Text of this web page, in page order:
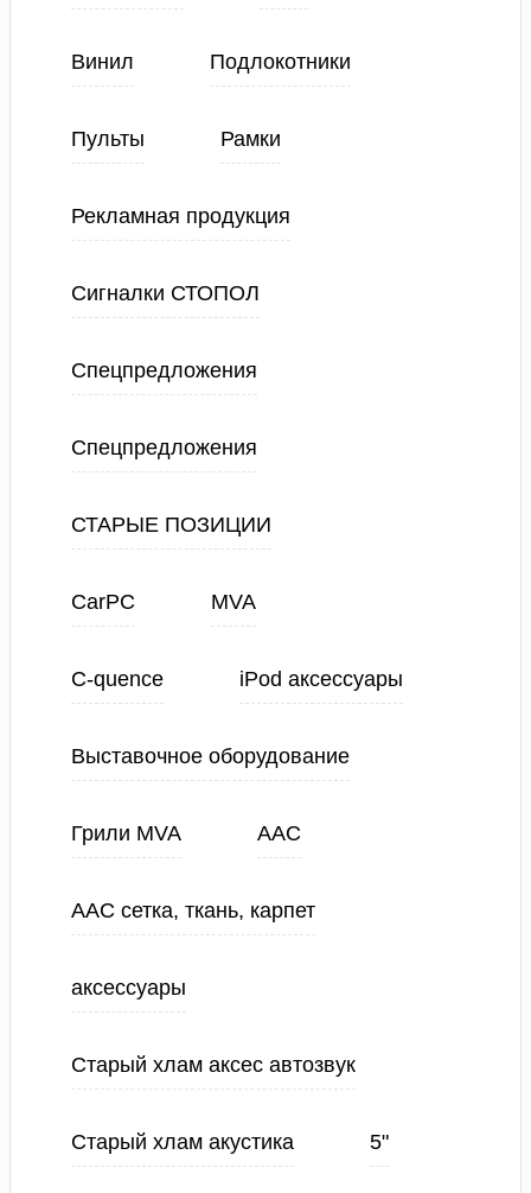
Винил Подлокотники
Пульты Рамки
Рекламная продукция
Сигналки СТОПОЛ
Спецпредложения
Спецпредложения
СТАРЫЕ ПОЗИЦИИ
CarPC MVA
C-quence iPod аксессуары
Выставочное оборудование
Грили MVA ААС
ААС сетка, ткань, карпет
аксессуары
Старый хлам аксес автозвук
Старый хлам акустика 5"